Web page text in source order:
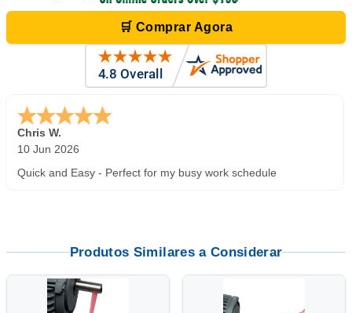
🛒 Comprar Agora
Zi -TX,united states
5 Jun 2026
outstanding service. great product
Produtos Similares a Considerar